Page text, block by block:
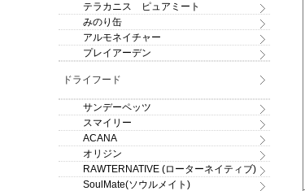
テラカニス ピュアミート
みのり缶
アルモネイチャー
プレイアーデン
ドライフード
サンデーペッツ
スマイリー
ACANA
オリジン
RAWTERNATIVE (ローターネイティブ)
SoulMate(ソウルメイト)